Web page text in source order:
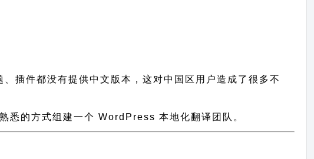
插件都没有提供中文版本，这对中国区用户造成了很多不
悉的方式组建一个 WordPress 本地化翻译团队。